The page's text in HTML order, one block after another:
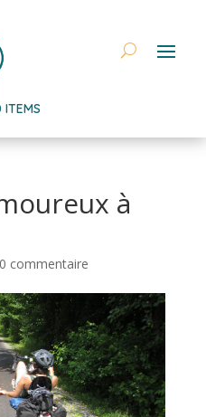
ITEMS
à
0 commentaire